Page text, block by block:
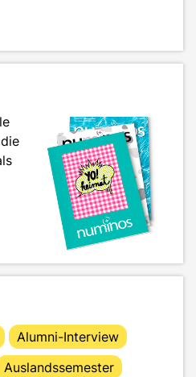
Alumni-Interview
Auslandssemester